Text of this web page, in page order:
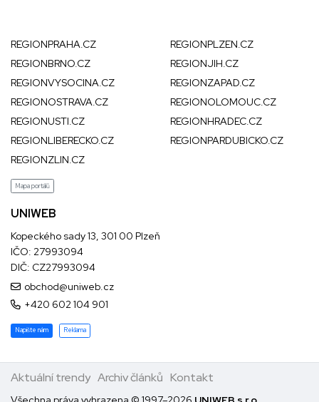
REGIONPRAHA.CZ
REGIONPLZEN.CZ
REGIONBRNO.CZ
REGIONJIH.CZ
REGIONVYSOCINA.CZ
REGIONZAPAD.CZ
REGIONOSTRAVA.CZ
REGIONOLOMOUC.CZ
REGIONUSTI.CZ
REGIONHRADEC.CZ
REGIONLIBERECKO.CZ
REGIONPARDUBICKO.CZ
REGIONZLIN.CZ
Mapa portálů
UNIWEB
Kopeckého sady 13, 301 00 Plzeň
IČO: 27993094
DIČ: CZ27993094
obchod@uniweb.cz
+420 602 104 901
Napište nám Reklama
Aktuální trendy Archiv článků Kontakt